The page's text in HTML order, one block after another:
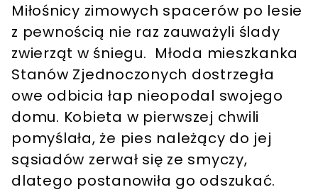
Miłośnicy zimowych spacerów po lesie
z pewnością nie raz zauważyli ślady
zwierząt w śniegu. Młoda mieszkanka
Stanów Zjednoczonych dostrzegła
owe odbicia łap nieopodal swojego
domu. Kobieta w pierwszej chwili
pomyślała, że pies należący do jej
sąsiadów zerwał się ze smyczy,
dlatego postanowiła go odszukać.